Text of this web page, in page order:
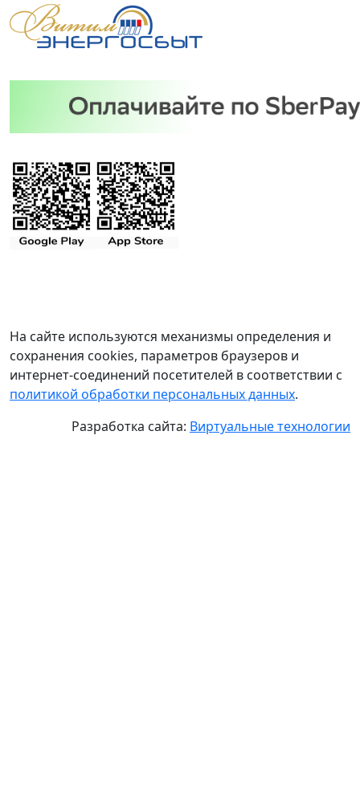
На сайте используются механизмы определения и
сохранения cookies, параметров браузеров и
интернет-соединений посетителей в соответствии с
политикой обработки персональных данных.
Разработка сайта: Виртуальные технологии